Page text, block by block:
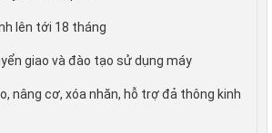
lên tới 18 tháng
giao và đào tạo sử dụng máy
nâng cơ, xóa nhăn, hỗ trợ đả thông kinh